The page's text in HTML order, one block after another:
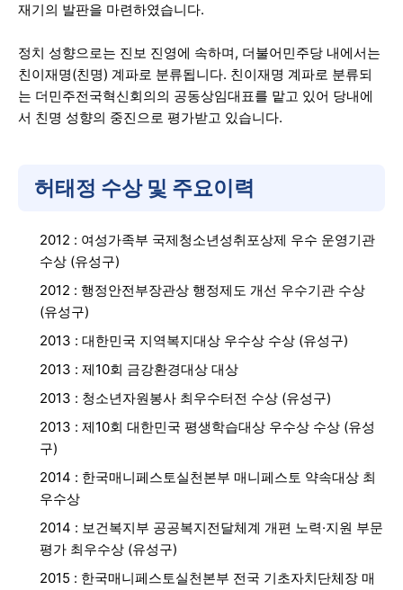
재기의 발판을 마련하였습니다.
정치 성향으로는 진보 진영에 속하며, 더불어민주당 내에서는
친이재명(친명) 계파로 분류됩니다. 친이재명 계파로 분류되
는 더민주전국혁신회의의 공동상임대표를 맡고 있어 당내에
서 친명 성향의 중진으로 평가받고 있습니다.
허태정 수상 및 주요이력
2012 : 여성가족부 국제청소년성취포상제 우수 운영기관
수상 (유성구)
2012 : 행정안전부장관상 행정제도 개선 우수기관 수상
(유성구)
2013 : 대한민국 지역복지대상 우수상 수상 (유성구)
2013 : 제10회 금강환경대상 대상
2013 : 청소년자원봉사 최우수터전 수상 (유성구)
2013 : 제10회 대한민국 평생학습대상 우수상 수상 (유성
구)
2014 : 한국매니페스토실천본부 매니페스토 약속대상 최
우수상
2014 : 보건복지부 공공복지전달체계 개편 노력·지원 부문
평가 최우수상 (유성구)
2015 : 한국매니페스토실천본부 전국 기초자치단체장 매